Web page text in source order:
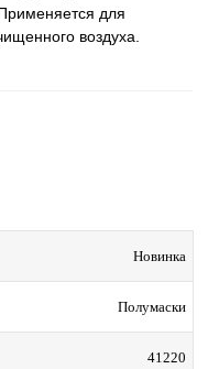
для
воздуха.
Новинка
Полумаски
41220